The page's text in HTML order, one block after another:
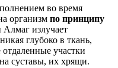
во время
организм по принципу
излучает
глубоко в ткань,
участки
суставы, их хрящи.